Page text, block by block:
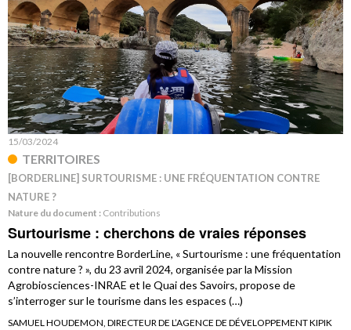
15/03/2024
TERRITOIRES
[BORDERLINE] SURTOURISME : UNE FRÉQUENTATION CONTRE
NATURE ?
Nature du document : Contributions
Surtourisme : cherchons de vraies réponses
La nouvelle rencontre BorderLine, « Surtourisme : une fréquentation
contre nature ? », du 23 avril 2024, organisée par la Mission
Agrobiosciences-INRAE et le Quai des Savoirs, propose de
s’interroger sur le tourisme dans les espaces (…)
SAMUEL HOUDEMON, DIRECTEUR DE L’AGENCE DE DÉVELOPPEMENT KIPIK